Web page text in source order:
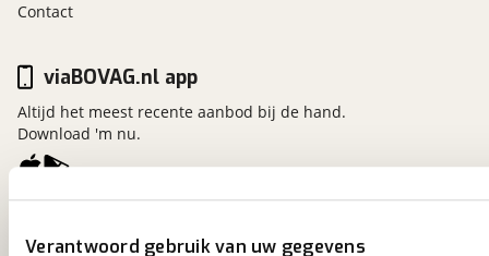
Verantwoord gebruik van uw gegevens
Contact
Kosterijland15
viaBOVAG.nl app
Altijd het meest recente aanbod bij de hand.
Download 'm nu.